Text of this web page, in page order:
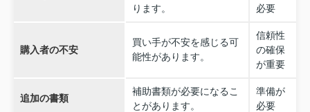
ります。
必要
購入者の不安
買い手が不安を感じる可
能性があります。
信頼性
の確保
が重要
追加の書類
補助書類が必要になるこ
とがあります。
準備が
必要